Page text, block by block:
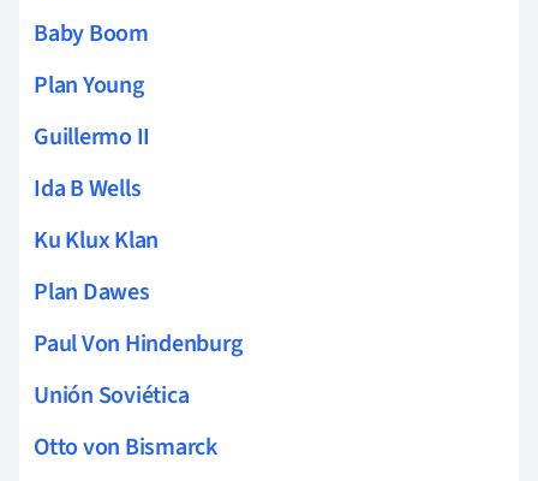
Baby Boom
Plan Young
Guillermo II
Ida B Wells
Ku Klux Klan
Plan Dawes
Paul Von Hindenburg
Unión Soviética
Otto von Bismarck